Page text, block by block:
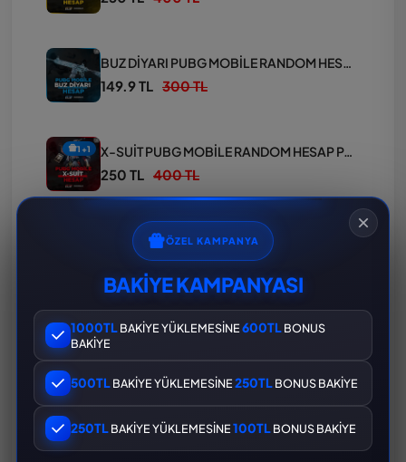
BUZ DİYARI PUBG MOBİLE RANDOM HESAP PAKETİ
149.9 TL 300 TL
1+1 X-SUİT PUBG MOBİLE RANDOM HESAP PAKETİ
250 TL 400 TL
MASKARA PUBG MOBİLE RANDOM HESAP PAKETİ
149.9 TL 300 TL
149.9 TL
İŞGALCİ PUBG RANDOM HESAP PAKETİ
ÖZEL KAMPANYA
BAKİYE KAMPANYASI
1000TLBAKİYE YÜKLEMESİNE600TLBONUS
BAKİYE
500TLBAKİYE YÜKLEMESİNE250TLBONUS BAKİYE
250TLBAKİYE YÜKLEMESİNE100TLBONUS BAKİYE